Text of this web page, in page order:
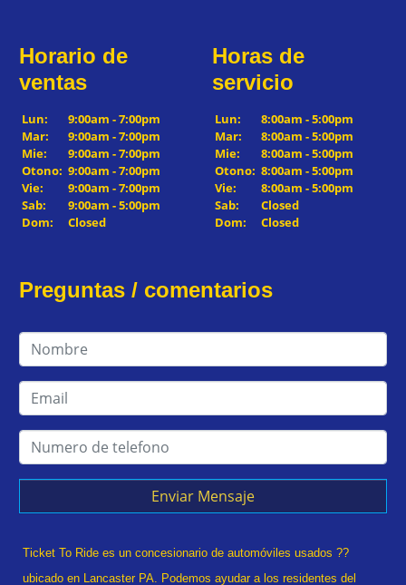
Horario de
ventas
Lun:
9:00am - 7:00pm
Mar:
9:00am - 7:00pm
Mie:
9:00am - 7:00pm
Otono: 9:00am - 7:00pm
Vie:
9:00am - 7:00pm
Sab:
9:00am - 5:00pm
Dom:
Closed
Horas de
servicio
Lun:
8:00am - 5:00pm
Mar:
8:00am - 5:00pm
Mie:
8:00am - 5:00pm
Otono: 8:00am - 5:00pm
Vie:
8:00am - 5:00pm
Sab:
Closed
Dom:
Closed
Preguntas / comentarios
Enviar Mensaje
Ticket To Ride es un concesionario de automóviles usados ??
ubicado en Lancaster PA. Podemos ayudar a los residentes del